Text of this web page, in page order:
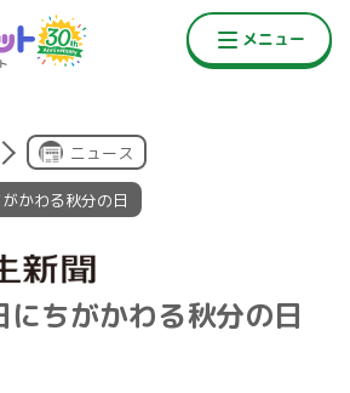
ニュース
かわる秋分の日
にちがかわる秋分の日